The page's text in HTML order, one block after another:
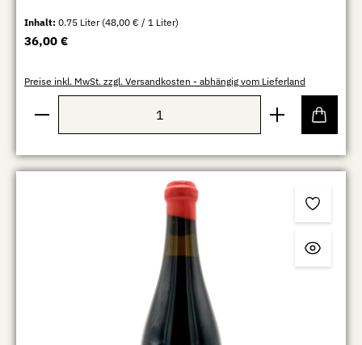
Inhalt:0.75 Liter (48,00 € / 1 Liter)
Regulärer Preis:
36,00 €
Preise inkl. MwSt. zzgl. Versandkosten - abhängig vom Lieferland
Produkt Anzahl: Gib den gewünschten Wert ein